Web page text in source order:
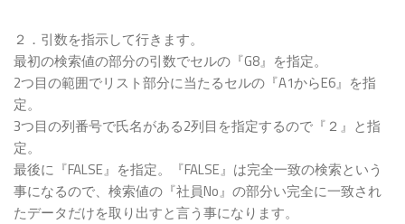
２．引数を指示して行きます。
最初の検索値の部分の引数でセルの『G8』を指定。
2つ目の範囲でリスト部分に当たるセルの『A1からE6』を指
定。
3つ目の列番号で氏名がある2列目を指定するので『２』と指
定。
最後に『FALSE』を指定。『FALSE』は完全一致の検索という
事になるので、検索値の『社員No』の部分い完全に一致され
たデータだけを取り出すと言う事になります。